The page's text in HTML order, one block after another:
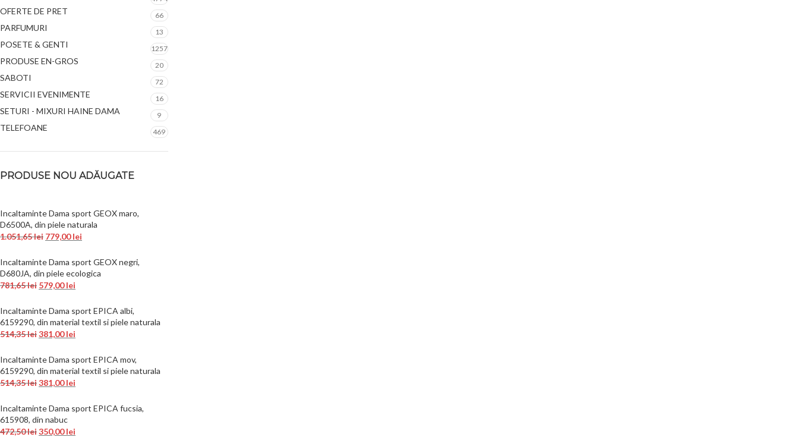
OFERTE DE PRET 66
PARFUMURI 13
POSETE & GENTI 1257
PRODUSE EN-GROS 20
SABOTI 72
SERVICII EVENIMENTE 16
SETURI - MIXURI HAINE DAMA 9
TELEFOANE 469
PRODUSE NOU ADĂUGATE
Incaltaminte Dama sport GEOX maro,
D6500A, din piele naturala
1.051,65lei 779,00lei
Incaltaminte Dama sport GEOX negri,
D680JA, din piele ecologica
781,65lei 579,00lei
Incaltaminte Dama sport EPICA albi,
6159290, din material textil si piele naturala
514,35lei381,00lei
Incaltaminte Dama sport EPICA mov,
6159290, din material textil si piele naturala
514,35lei381,00lei
Incaltaminte Dama sport EPICA fucsia,
615908, din nabuc
472,50lei350,00lei